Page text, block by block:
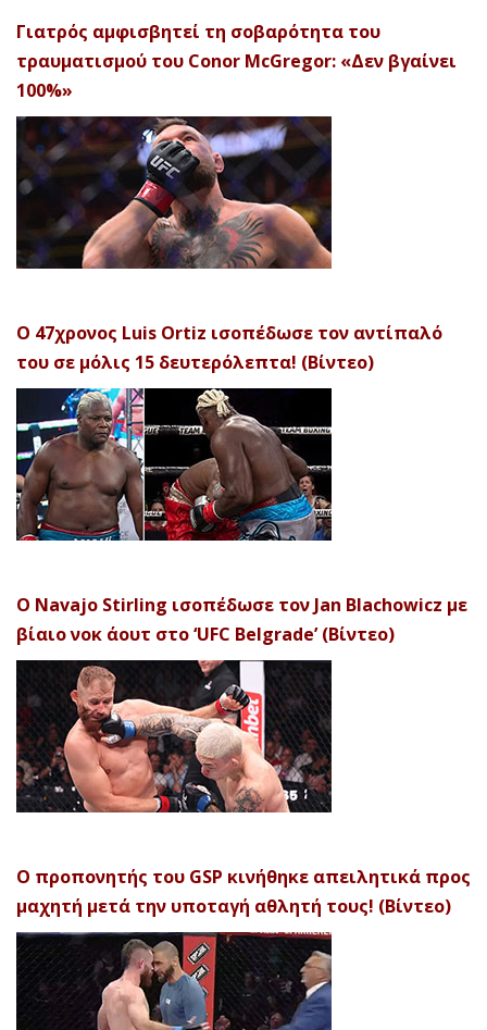
Γιατρός αμφισβητεί τη σοβαρότητα του
τραυματισμού του Conor McGregor: «Δεν βγαίνει
100%»
Ο 47χρονος Luis Ortiz ισοπέδωσε τον αντίπαλό
του σε μόλις 15 δευτερόλεπτα! (Βίντεο)
Ο Navajo Stirling ισοπέδωσε τον Jan Blachowicz με
βίαιο νοκ άουτ στο ‘UFC Belgrade’ (Βίντεο)
Ο προπονητής του GSP κινήθηκε απειλητικά προς
μαχητή μετά την υποταγή αθλητή τους! (Βίντεο)